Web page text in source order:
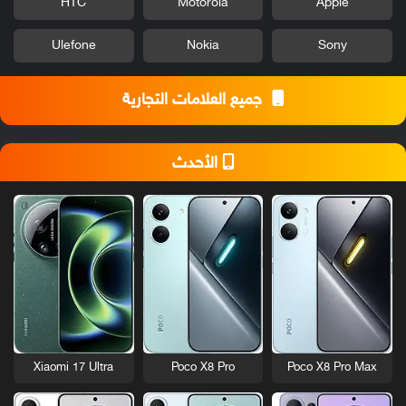
Sony
Nokia
Ulefone
جميع العلامات التجارية
الأحدث
Poco X8 Pro Max
Poco X8 Pro
Xiaomi 17 Ultra